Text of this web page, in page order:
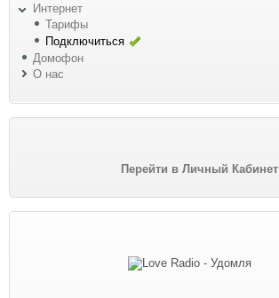
Интернет
Тарифы
Подключиться
Домофон
О нас
Перейти в Личный Кабинет